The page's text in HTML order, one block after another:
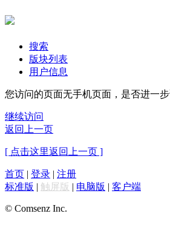
搜索
版块列表
用户信息
您访问的页面无手机页面，是否进一
继续访问
返回上一页
[ 点击这里返回上一页 ]
首页 | 登录 | 注册
标准版 | 触屏版 | 电脑版 | 客户端
© Comsenz Inc.